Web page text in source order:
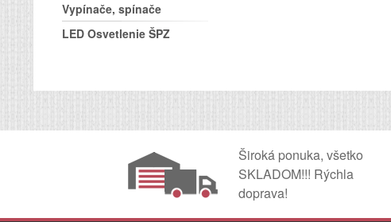
Vypínače, spínače
LED Osvetlenie ŠPZ
Široká ponuka, všetko
SKLADOM!!! Rýchla
doprava!